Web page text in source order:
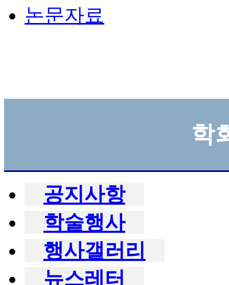
논문자료
학
공지사항
학술행사
행사갤러리
뉴스레터